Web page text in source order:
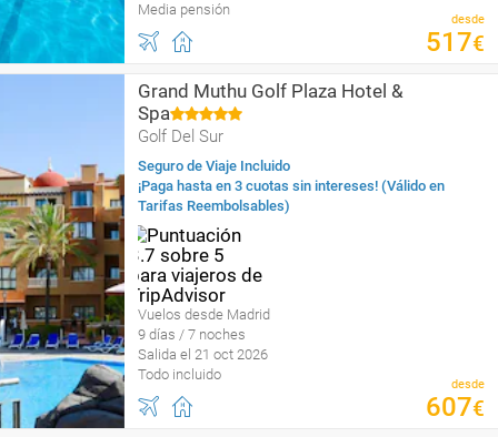
Media pensión
desde
517€
Grand Muthu Golf Plaza Hotel &
Spa
Golf Del Sur
Seguro de Viaje Incluido
¡Paga hasta en 3 cuotas sin intereses! (Válido en
Tarifas Reembolsables)
Vuelos desde Madrid
9 días / 7 noches
Salida el 21 oct 2026
Todo incluido
desde
607€